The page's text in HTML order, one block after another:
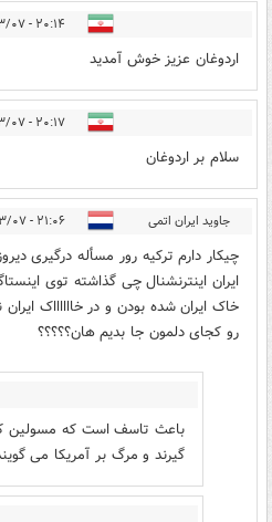
۲۰:۱۴ - ۱۴۰۲/۰۳/۰۷
اردوغان عزیز خوش آمدید
۲۰:۱۷ - ۱۴۰۲/۰۳/۰۷
سلام بر اردوغان
جاوید ایران اتمی ۲۱:۰۶ - ۱۴۰۲/۰۳/۰۷
چیکار دارم ترکیه رور مسأله درگیری
ایران اینترنشنال چی گذاشته توی
خاک ایران شده بودن و در خااااااک
رو کجای دلمون جا بدیم هان؟؟؟؟؟
باعث تاسف است که مسولین
گیرند و مرگ بر آمریکا می